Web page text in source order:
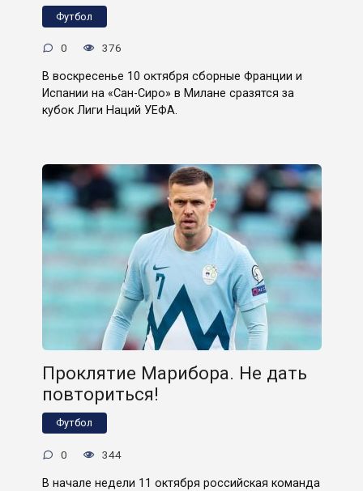
Футбол
0 376
В воскресенье 10 октября сборные Франции и
Испании на «Сан-Сиро» в Милане сразятся за
кубок Лиги Наций УЕФА.
Проклятие Марибора. Не дать
повториться!
Футбол
0 344
В начале недели 11 октября российская команда